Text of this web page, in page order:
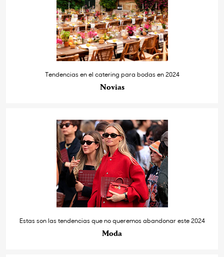
Tendencias en el catering para bodas en 2024
Novias
Estas son las tendencias que no queremos abandonar este 2024
Moda